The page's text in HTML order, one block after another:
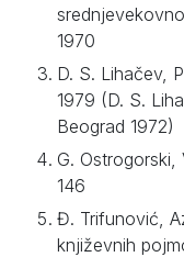
1970
D. S. Lihačev,
1979 (D. S.
Beograd 1972)
G.
146
Đ. Trifunović,
književnih